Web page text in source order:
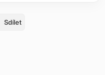
Sdílet